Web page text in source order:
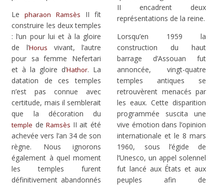
Lepharaon Ramsès II fit
construire les deux temples
: l’un pour lui et à la gloire
de l’Horus vivant, l’autre
pour sa femme Nefertari
et à la gloire d’Hathor. La
datation de ces temples
n’est pas connue avec
certitude, mais il semblerait
que la décoration du
temple de Ramsès II ait été
achevée vers l’an 34 de son
règne. Nous ignorons
également à quel moment
les temples furent
définitivement abandonnés
II encadrent deux
représentations de la reine.
Lorsqu’en 1959 la
construction du haut
barrage d’Assouan fut
annoncée, vingt-quatre
temples antiques se
retrouvèrent menacés par
les eaux. Cette disparition
programmée suscita une
vive émotion dans l’opinion
internationale et le 8 mars
1960, sous l’égide de
l’Unesco, un appel solennel
fut lancé aux États et aux
peuples afin de